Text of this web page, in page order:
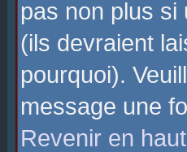
pas non plus
(ils devraient
pourquoi).
message une
Revenir en